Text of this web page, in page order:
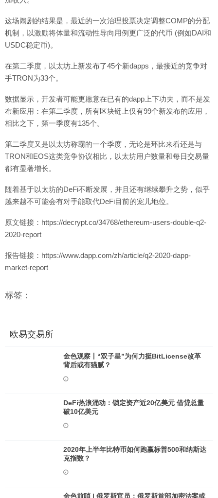
这场闹剧的结果是，最近的一次治理投票决定调整COMP的分配
机制，以激励将体量和流动性导向用例更广泛的代币 (例如DAI和
USDC稳定币)。
在第二季度，以太坊上新发布了45个新dapps，最接近的竞争对
手TRON为33个。
数据显示，开发者可能更愿意在已有的dapp上下功夫，而不是发
布新应用：在第二季度，所有区块链上仅有99个新发布的应用，
相比之下，第一季度有135个。
第二季度又是以太坊称霸的一个季度，无论是环比来看还是与
TRON和EOS这类竞争协议相比，以太坊用户数量和每日交易量
都有显著增长。
随着基于以太坊的DeFi不断发展，并且还有继续攀升之势，似乎
越来越不可能会有对手能取代DeFi目前的宠儿地位。
原文链接：https://decrypt.co/34768/ethereum-users-double-q2-
2020-report
报告链接：https://www.dapp.com/zh/article/q2-2020-dapp-
market-report
标签：
欧易交易所
金色观察丨“双子星”为何力挺BitLicense改革
背后或有猫腻？
DeFi热浪涌动：锁定资产近20亿美元 借贷总量
破10亿美元
2020年上半年比特币如何跑赢标普500和纳斯达
克指数？
金色前哨 | 俄罗斯官员：俄罗斯首部加密法案或